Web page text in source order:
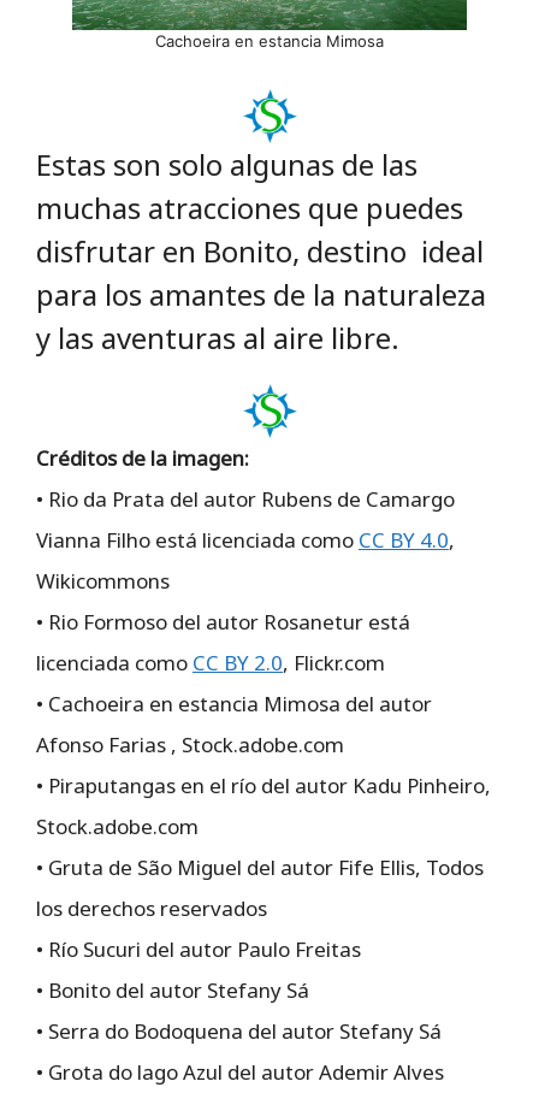
Cachoeira en estancia Mimosa
Estas son solo algunas de las
muchas atracciones que puedes
disfrutar en Bonito, destino ideal
para los amantes de la naturaleza
y las aventuras al aire libre.
Créditos de la imagen:
• Rio da Prata del autor Rubens de Camargo
Vianna Filho está licenciada como CC BY 4.0,
Wikicommons
• Rio Formoso del autor Rosanetur está
licenciada como CC BY 2.0, Flickr.com
• Cachoeira en estancia Mimosa del autor
Afonso Farias , Stock.adobe.com
• Piraputangas en el río del autor Kadu Pinheiro,
Stock.adobe.com
• Gruta de São Miguel del autor Fife Ellis, Todos
los derechos reservados
• Río Sucuri del autor Paulo Freitas
• Bonito del autor Stefany Sá
• Serra do Bodoquena del autor Stefany Sá
• Grota do lago Azul del autor Ademir Alves